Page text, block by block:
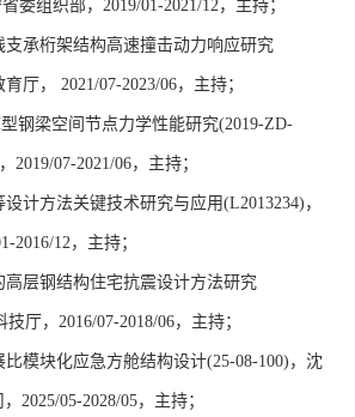
委组织部， 2019/01-2021 /12 ，主持；
支承桁架结构高速撞击动力响应研究
厅， 2021/07-2023/06，主持；
型钢梁空间节点力学性能研究(2019-ZD-
2019/07-2021/06，主持；
计方法关键技术研究与应用(L2013234) ，
2016/12 ，主持；
高层钢结构住宅抗震设计方法研究
技厅， 2016/07-2018/06，主持；
比模块化应急方舱结构设计(25-08-100) ，沈
2025/05-2028/05，主持；